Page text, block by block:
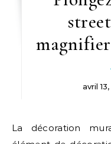
avril
La décoration